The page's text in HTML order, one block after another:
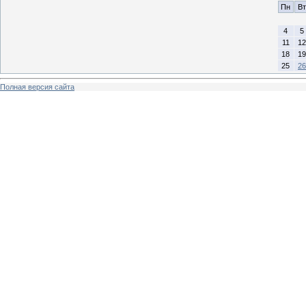
Пн
Вт
4
5
11
12
18
19
25
26
Полная версия сайта